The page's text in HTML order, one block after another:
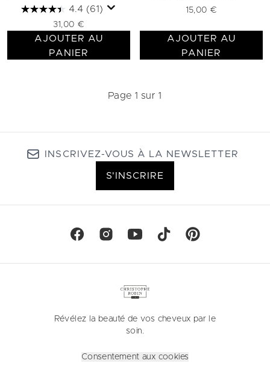
4.4 (61)
31,00 €
AJOUTER AU
PANIER
15,00 €
AJOUTER AU
PANIER
Page 1 sur 1
INSCRIVEZ-VOUS À LA NEWSLETTER
S'INSCRIRE
Révélez la beauté de vos cheveux par le
soin.
Consentement aux cookies